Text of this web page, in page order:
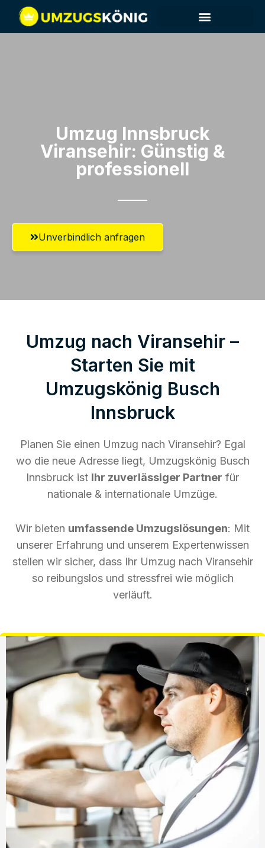
Umzug Innsbruck​
Viransehir: Günstig &
professionell​
Unverbindlich anfragen
Umzug nach Viransehir –
Starten Sie mit
Umzugskönig Busch
Innsbruck
Planen Sie einen Umzug nach Viransehir? Egal
wo die neue Adresse liegt, Umzugskönig Busch
Innsbruck ist Ihr zuverlässiger Partner für
nationale & internationale Umzüge.
Wir bieten umfassende Umzugslösungen: Mit
unserer Erfahrung und unserem Expertenwissen
stellen wir sicher, dass Ihr Umzug nach Viransehir
so reibungslos und stressfrei wie möglich
verläuft.